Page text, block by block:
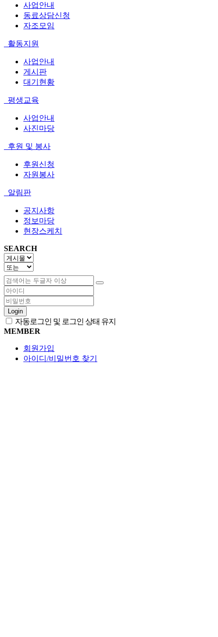
사업안내
동료상담신청
자조모임
활동지원
사업안내
게시판
대기현황
평생교육
사업안내
사진마당
후원 및 봉사
후원신청
자원봉사
알림판
공지사항
정보마당
현장스케치
SEARCH
Login
자동로그인 및 로그인 상태 유지
MEMBER
회원가입
아이디/비밀번호 찾기